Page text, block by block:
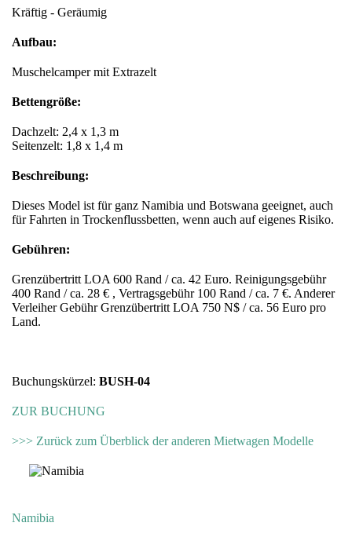
Kräftig - Geräumig
Aufbau:
Muschelcamper mit Extrazelt
Bettengröße:
Dachzelt: 2,4 x 1,3 m
Seitenzelt: 1,8 x 1,4 m
Beschreibung:
Dieses Model ist für ganz Namibia und Botswana geeignet, auch
für Fahrten in Trockenflussbetten, wenn auch auf eigenes Risiko.
Gebühren:
Grenzübertritt LOA 600 Rand / ca. 42 Euro. Reinigungsgebühr
400 Rand / ca. 28 € , Vertragsgebühr 100 Rand / ca. 7 €. Anderer
Verleiher Gebühr Grenzübertritt LOA 750 N$ / ca. 56 Euro pro
Land.
Buchungskürzel: BUSH-04
ZUR BUCHUNG
>>> Zurück zum Überblick der anderen Mietwagen Modelle
Namibia